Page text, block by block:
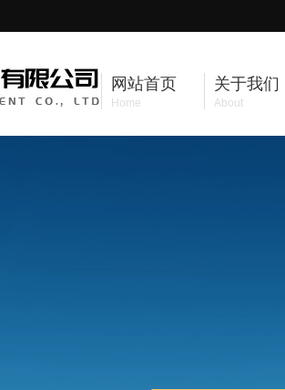
网站首页
Home
关于我们
About